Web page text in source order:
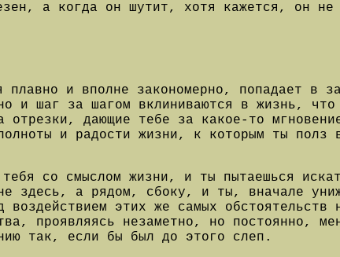
а когда он шутит, хотя кажется, он не
и вполне закономерно, попадает в
и шаг за шагом вклиниваются в жизнь, что
отрезки, дающие тебе за какое-то
и радости жизни, к которым ты
со смыслом жизни, и ты пытаешься
здесь, а рядом, сбоку, и ты, вначале
этих же самых обстоятельств
проявляясь незаметно, но постоянно,
так, если бы был до этого слеп.